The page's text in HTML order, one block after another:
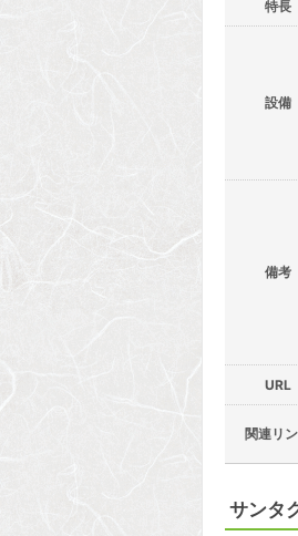
特長
設備
備考
URL
関連リ
サンタ